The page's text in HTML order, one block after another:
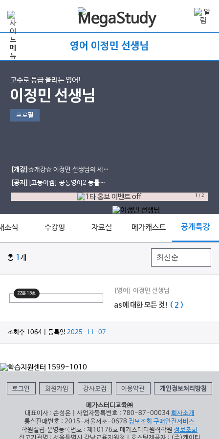
영어 이정민 선생님
고수로 등급 올리는 영어!
이정민 선생님
프로필
[개강]☆개강☆ 이정민 선생님의 세계
문화와 영어 교과서 강좌 개강!
[공지] [고등어쌤] 공통영어2 능률
(민) 무료단어장과 교재를 소개합니
1 /2
소식 수강평 자료실 메가캐스트 공개특강
총 1 개
22분 15초 [영어] 이정민 선생님
as에 대한 모든 것! ( 2 )
조회수 1064 | 등록일 2025-11-07
로그인 회원가입 강사모집 이용약관 개인정보처리방침
메가스터디교육㈜
대표이사 : 손성은 | 사업자등록번호 : 780-87-00034 회사소개
통신판매번호 : 2015-서울서초-0678 정보조회 구매안전서비스
학원설립∙운영등록번호 : 제10176호 메가스터디원격학원 정보조회